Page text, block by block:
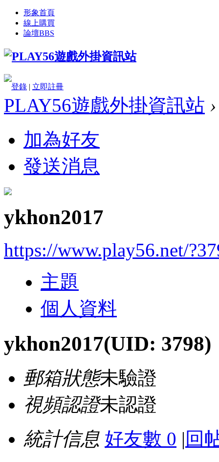
形象首頁
線上購買
論壇BBS
登錄 | 立即註冊
PLAY56遊戲外掛資訊站 ›
加為好友
發送消息
ykhon2017
https://www.play56.net/
主題
個人資料
ykhon2017(UID: 3798)
郵箱狀態未驗證
視頻認證未認證
統計信息 好友數 0 | 回